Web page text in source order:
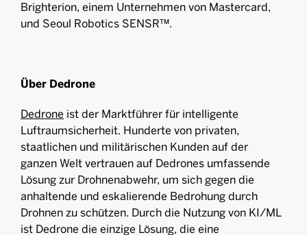
Brighterion, einem Unternehmen von Mastercard,
und Seoul Robotics SENSR™.
Über Dedrone
Dedrone ist der Marktführer für intelligente
Luftraumsicherheit. Hunderte von privaten,
staatlichen und militärischen Kunden auf der
ganzen Welt vertrauen auf Dedrones umfassende
Lösung zur Drohnenabwehr, um sich gegen die
anhaltende und eskalierende Bedrohung durch
Drohnen zu schützen. Durch die Nutzung von KI/ML
ist Dedrone die einzige Lösung, die eine